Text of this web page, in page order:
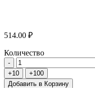
514.00 ₽
Количество
Добавить в Корзину